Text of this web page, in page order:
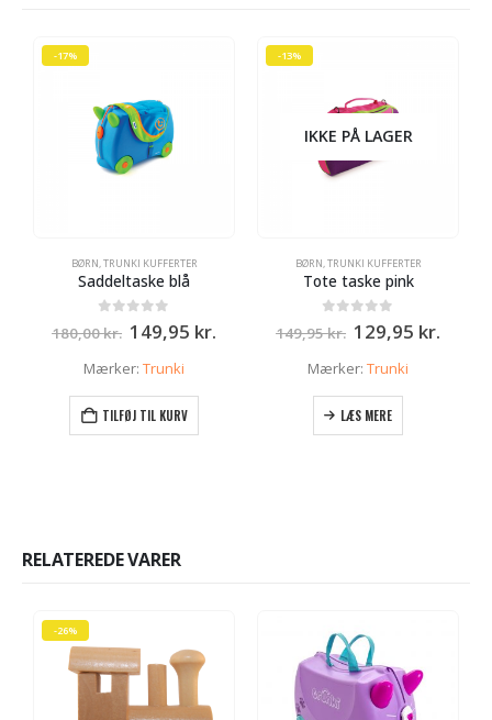
-17%
BØRN,TRUNKI KUFFERTER
Saddeltaske blå
ud af 5
180,00kr. Den
oprindelige
pris
180,00 kr..
149,95 kr.Den
Mærker: Trunki
TILFØJ TIL KURV
-13%
IKKE PÅ LAGER
BØRN,TRUNKI KUFFERTER
Tote taske pink
ud af 5
149,95kr. Den
oprindelige
pris
149,95 kr..
129,95 kr.Den
Mærker: Trunki
LÆS MERE
RELATEREDE VARER
-26%